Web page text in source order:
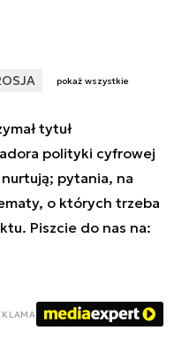
pokaż wszystkie
tytuł
polityki cyfrowej
pytania, na
o których trzeba
Piszcie do nas na: